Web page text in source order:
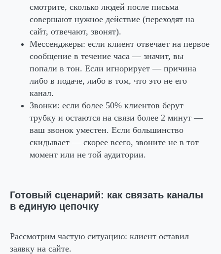
смотрите, сколько людей после письма
совершают нужное действие (переходят на
сайт, отвечают, звонят).
Мессенджеры: если клиент отвечает на первое
сообщение в течение часа — значит, вы
попали в тон. Если игнорирует — причина
либо в подаче, либо в том, что это не его
канал.
Звонки: если более 50% клиентов берут
трубку и остаются на связи более 2 минут —
ваш звонок уместен. Если большинство
скидывает — скорее всего, звоните не в тот
момент или не той аудитории.
Готовый сценарий: как связать каналы
в единую цепочку
Рассмотрим частую ситуацию: клиент оставил
заявку на сайте.